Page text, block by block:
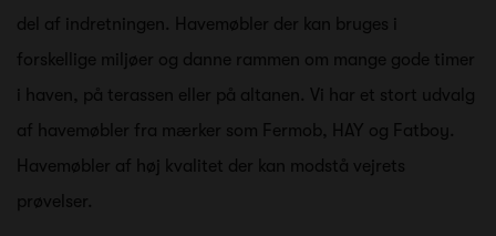
del af indretningen. Havemøbler der kan bruges i
forskellige miljøer og danne rammen om mange gode timer
i haven, på terassen eller på altanen. Vi har et stort udvalg
af havemøbler fra mærker som Fermob, HAY og Fatboy.
Havemøbler af høj kvalitet der kan modstå vejrets
prøvelser.